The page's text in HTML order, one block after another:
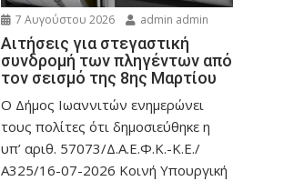
7 Αυγούστου 2026 admin admin
Αιτήσεις για στεγαστική
συνδρομή των πληγέντων από
τον σεισμό της 8ης Μαρτίου
Ο Δήμος Ιωαννιτών ενημερώνει
τους πολίτες ότι δημοσιεύθηκε η
υπ’ αριθ. 57073/Δ.Α.Ε.Φ.Κ.-Κ.Ε./
Α325/16-07-2026 Κοινή Υπουργική